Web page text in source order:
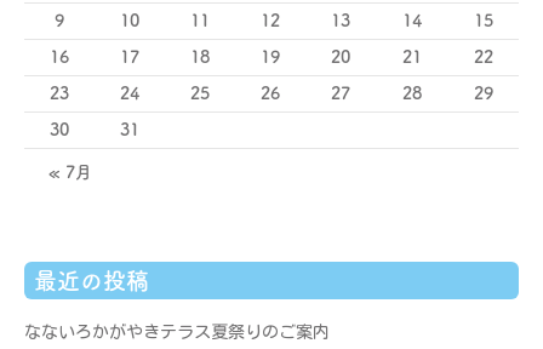
9 10 11 12 13 14 15
16 17 18 19 20 21 22
23 24 25 26 27 28 29
30 31
« 7月
最近の投稿
なないろかがやきテラス夏祭りのご案内